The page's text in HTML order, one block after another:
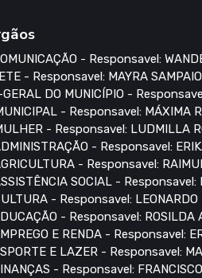
- Responsavel:
- Responsavel: MAYRA
DO MUNICÍPIO -
- Responsavel: MÁXIMA
- Responsavel: LUDMILLA
- Responsavel:
- Responsavel:
SOCIAL - Responsavel:
- Responsavel: LEONARDO
- Responsavel: ROSILDA
E RENDA - Responsavel:
E LAZER - Responsavel:
- Responsavel: